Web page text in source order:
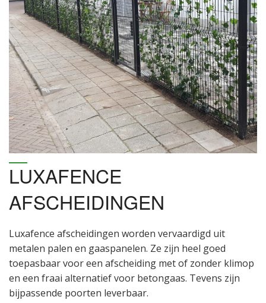
LUXAFENCE
AFSCHEIDINGEN
Luxafence afscheidingen worden vervaardigd uit
metalen palen en gaaspanelen. Ze zijn heel goed
toepasbaar voor een afscheiding met of zonder klimop
en een fraai alternatief voor betongaas. Tevens zijn
bijpassende poorten leverbaar.